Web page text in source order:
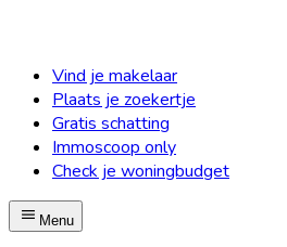
Vind je makelaar
Plaats je zoekertje
Gratis schatting
Immoscoop only
Check je woningbudget
Menu